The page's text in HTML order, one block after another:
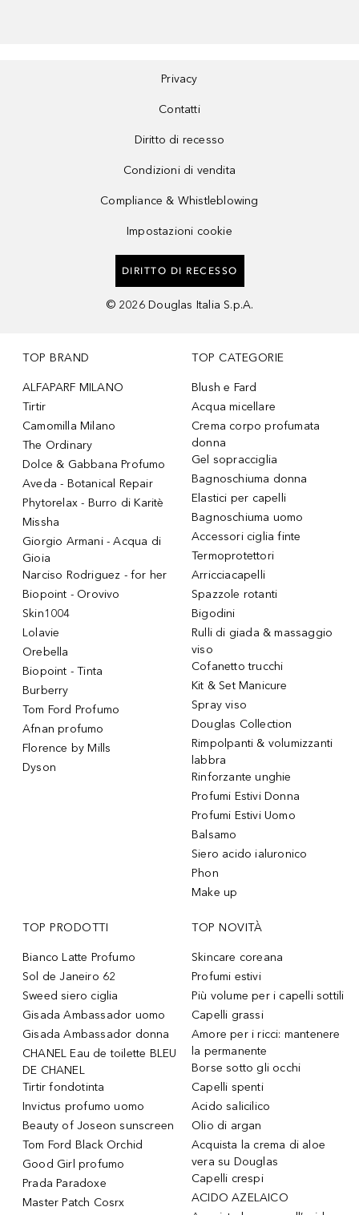
Privacy
Contatti
Diritto di recesso
Condizioni di vendita
Compliance & Whistleblowing
Impostazioni cookie
DIRITTO DI RECESSO
© 2026 Douglas Italia S.p.A.
TOP BRAND
ALFAPARF MILANO
Tirtir
Camomilla Milano
The Ordinary
Dolce & Gabbana Profumo
Aveda - Botanical Repair
Phytorelax - Burro di Karitè
Missha
Giorgio Armani - Acqua di
Gioia
Narciso Rodriguez - for her
Biopoint - Orovivo
Skin1004
Lolavie
Orebella
Biopoint - Tinta
Burberry
Tom Ford Profumo
Afnan profumo
Florence by Mills
Dyson
TOP CATEGORIE
Blush e Fard
Acqua micellare
Crema corpo profumata
donna
Gel sopracciglia
Bagnoschiuma donna
Elastici per capelli
Bagnoschiuma uomo
Accessori ciglia finte
Termoprotettori
Arricciacapelli
Spazzole rotanti
Bigodini
Rulli di giada & massaggio
viso
Cofanetto trucchi
Kit & Set Manicure
Spray viso
Douglas Collection
Rimpolpanti & volumizzanti
labbra
Rinforzante unghie
Profumi Estivi Donna
Profumi Estivi Uomo
Balsamo
Siero acido ialuronico
Phon
Make up
TOP PRODOTTI
Bianco Latte Profumo
Sol de Janeiro 62
Sweed siero ciglia
Gisada Ambassador uomo
Gisada Ambassador donna
CHANEL Eau de toilette BLEU
DE CHANEL
Tirtir fondotinta
Invictus profumo uomo
Beauty of Joseon sunscreen
Tom Ford Black Orchid
Good Girl profumo
Prada Paradoxe
Master Patch Cosrx
TOP NOVITÀ
Skincare coreana
Profumi estivi
Più volume per i capelli sottili
Capelli grassi
Amore per i ricci: mantenere
la permanente
Borse sotto gli occhi
Capelli spenti
Acido salicilico
Olio di argan
Acquista la crema di aloe
vera su Douglas
Capelli crespi
ACIDO AZELAICO